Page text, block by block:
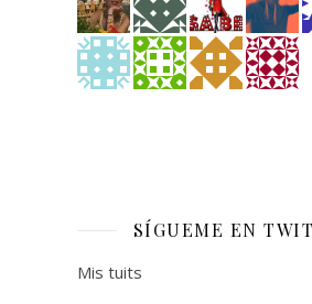
SÍGUEME EN
Mis tuits